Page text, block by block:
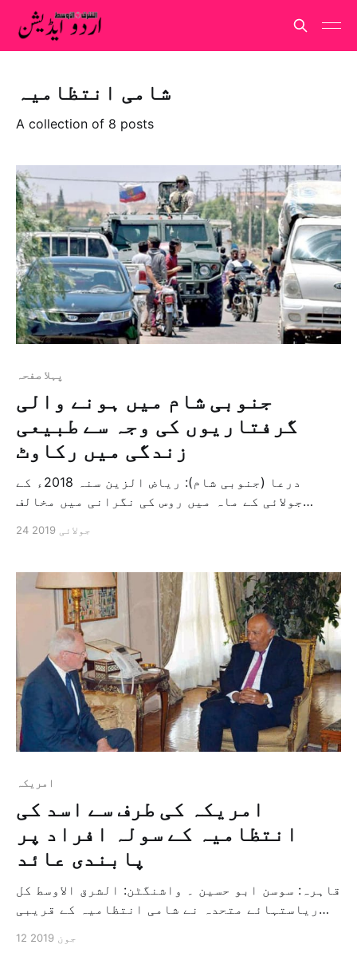
شامی انتظامیہ
A collection of 8 posts
پہلا صفحہ
جنوبی شام میں ہونے والی
گرفتاریوں کی وجہ سے طبیعی
زندگی میں رکاوٹ
درعا (جنوبی شام): ریاض الزین سنہ 2018ء کے
جولائی کے ماہ میں روس کی نگرانی میں مخالف
ہونے والے معاہدہ پر ایک سال گزرنے کے باوجود
جنوبی شام میں زندگی اپنی طبیعی حال پر […]
24 جولائی 2019
امريكہ
امریکہ کی طرف سے اسد کی
انتظامیہ کے سولہ افراد پر
پابندی عائد
قاہرہ: سوسن ابو حسین ۔ واشنگٹن: الشرق الاوسط کل
ریاستہائے متحدہ نے شامی انتظامیہ کے قریبی
کی ہے۔ امریکی وزارت خزانہ نے کل اپنے
12 جون 2019